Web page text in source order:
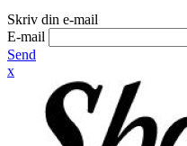
Skriv din e-mail
E-mail
Send
x